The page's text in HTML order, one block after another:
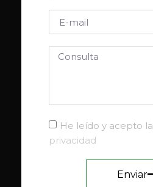
He leído y acepto la
privacidad
Enviar